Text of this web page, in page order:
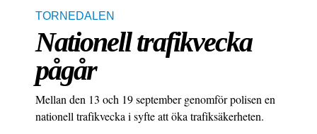
TORNEDALEN
Nationell trafikvecka
pågår
Mellan den 13 och 19 september genomför polisen en
nationell trafikvecka i syfte att öka trafiksäkerheten.